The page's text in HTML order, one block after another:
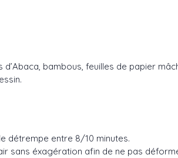
bambous, feuilles de papier
détrempe entre 8/10 minutes.
sans éxagération afin de ne pas